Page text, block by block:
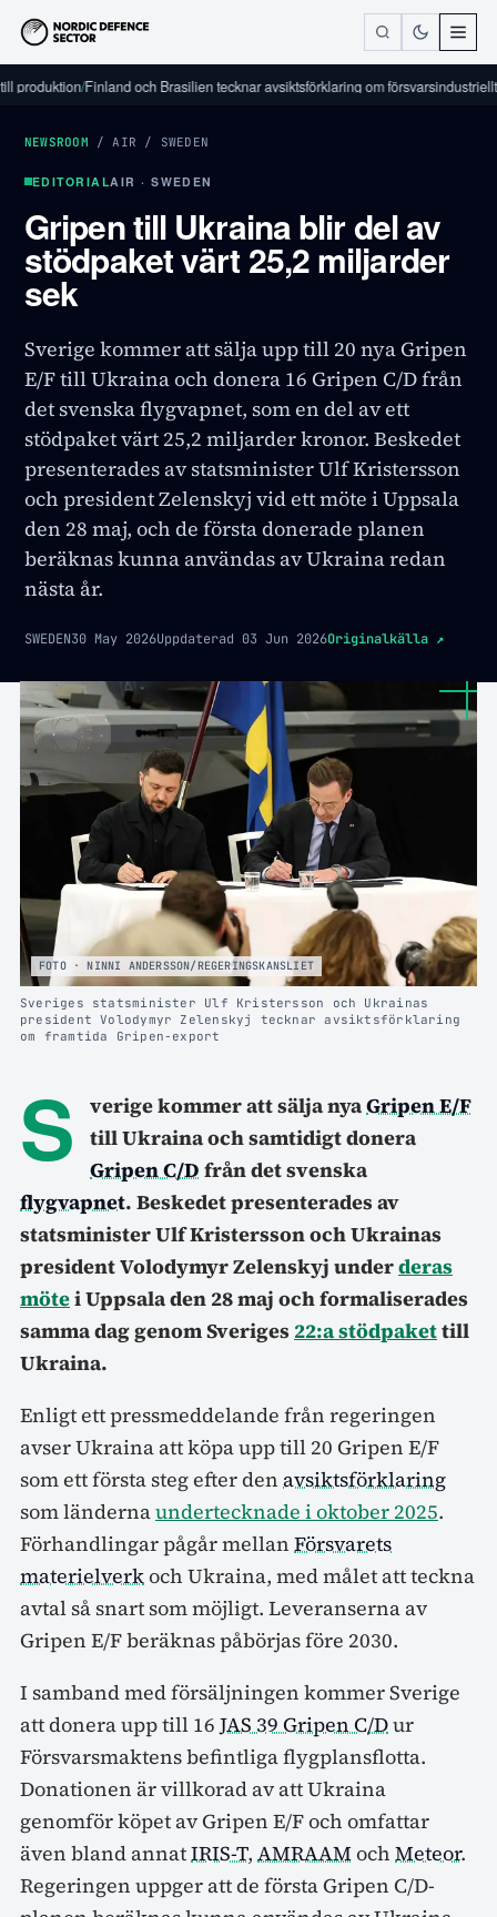
/Finland och Brasilien tecknar avsiktsförklaring om försvarsindustriellt
NEWSROOM / AIR / SWEDEN
EDITORIALAIR · SWEDEN
Gripen till Ukraina blir del av
stödpaket värt 25,2 miljarder
sek
Sverige kommer att sälja upp till 20 nya Gripen
E/F till Ukraina och donera 16 Gripen C/D från
det svenska flygvapnet, som en del av ett
stödpaket värt 25,2 miljarder kronor. Beskedet
presenterades av statsminister Ulf Kristersson
och president Zelenskyj vid ett möte i Uppsala
den 28 maj, och de första donerade planen
beräknas kunna användas av Ukraina redan
nästa år.
SWEDEN30 May 2026Uppdaterad 03 Jun 2026Originalkälla ↗
FOTO · NINNI ANDERSSON/REGERINGSKANSLIET
Sveriges statsminister Ulf Kristersson och Ukrainas
president Volodymyr Zelenskyj tecknar avsiktsförklaring
om framtida Gripen-export
S verige kommer att sälja nyaGripen E/F
till Ukraina och samtidigt donera
Gripen C/D från det svenska
flygvapnet. Beskedet presenterades av
statsminister Ulf Kristersson och Ukrainas
president Volodymyr Zelenskyj underderas
mötei Uppsala den 28 maj och formaliserades
samma dag genom Sveriges 22:a stödpakettill
Ukraina.
Enligt ett pressmeddelande från regeringen
avser Ukraina att köpa upp till 20 Gripen E/F
som ett första steg efter den avsiktsförklaring
som ländernaundertecknade i oktober 2025.
Förhandlingar pågår mellan Försvarets
materielverkoch Ukraina, med målet att teckna
avtal så snart som möjligt. Leveranserna av
Gripen E/F beräknas påbörjas före 2030.
I samband med försäljningen kommer Sverige
att donera upp till 16 JAS 39 Gripen C/Dur
Försvarsmaktens befintliga flygplansflotta.
Donationen är villkorad av att Ukraina
genomför köpet av Gripen E/F och omfattar
även bland annatIRIS-T, AMRAAMoch Meteor.
Regeringen uppger att de första Gripen C/D-